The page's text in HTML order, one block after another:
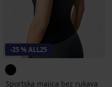
-25 % ALL25
Sportska majica bez rukava